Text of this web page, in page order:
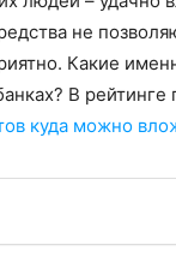
не
Какие
В
куда можно